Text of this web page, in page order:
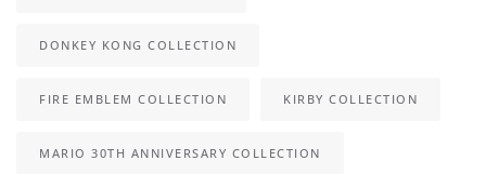
DONKEY KONG COLLECTION
FIRE EMBLEM COLLECTION KIRBY COLLECTION
MARIO 30TH ANNIVERSARY COLLECTION